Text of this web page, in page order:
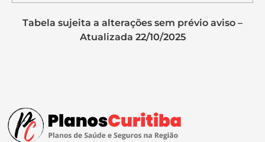
Tabela sujeita a alterações sem prévio aviso –
Atualizada 22/10/2025